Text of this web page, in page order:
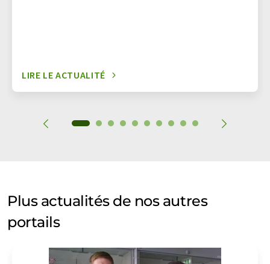
LIRE LE ACTUALITÉ
Plus actualités de nos autres
portails